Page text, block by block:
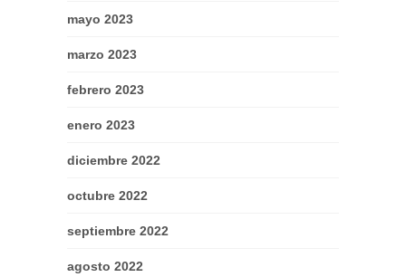
mayo 2023
marzo 2023
febrero 2023
enero 2023
diciembre 2022
octubre 2022
septiembre 2022
agosto 2022